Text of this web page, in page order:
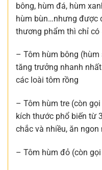
bông, hùm đá, hùm
hùm bùn…nhưng được
thương phẩm thì chỉ có
– Tôm hùm bông
tăng trưởng nhanh
các loài tôm rồng
– Tôm hùm tre (còn
kích thước phổ biến từ
chắc và nhiều, ăn
– Tôm hùm đỏ (còn